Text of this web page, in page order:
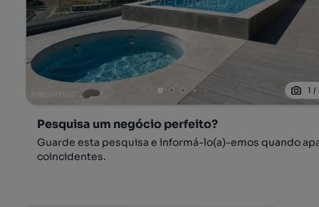
1 /
Pesquisa um negócio perfeito?
Guarde esta pesquisa e informá-lo(a)-emos quando
coincidentes.